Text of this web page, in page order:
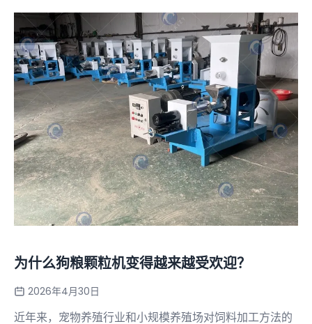
为什么狗粮颗粒机变得越来越受欢迎？
2026年4月30日
近年来，宠物养殖行业和小规模养殖场对饲料加工方法的